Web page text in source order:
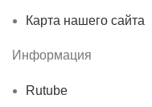
Карта нашего сайта
Информация
Rutube